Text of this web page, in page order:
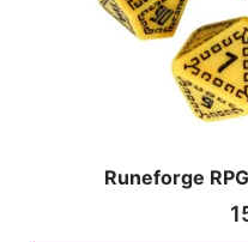
Runeforge